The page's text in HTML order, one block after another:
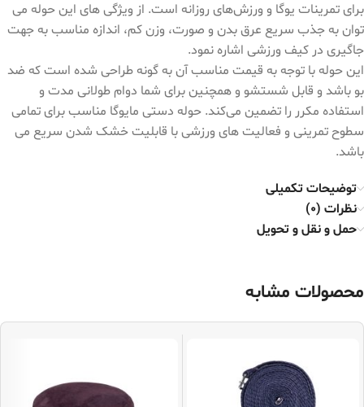
برای تمرینات یوگا و ورزش‌های روزانه است. از ویژگی های این حوله می
توان به‌ جذب سریع عرق بدن و صورت، وزن کم، اندازه مناسب به جهت
جاگیری در کیف ورزشی اشاره نمود.
این حوله با توجه به قیمت مناسب آن به گونه طراحی شده است که ضد
بو باشد و قابل شستشو و همچنین برای شما دوام طولانی‌ مدت و
استفاده مکرر را تضمین می‌کند. حوله دستی مایوگا مناسب برای تمامی
سطوح تمرینی و فعالیت‌ های ورزشی با قابلیت خشک شدن سریع می
باشد.
توضیحات تکمیلی
نظرات (0)
حمل و نقل و تحویل
محصولات مشابه